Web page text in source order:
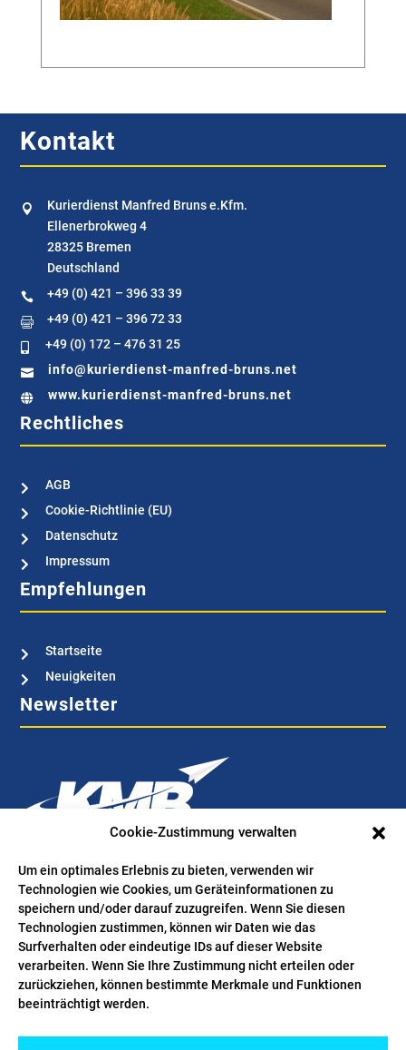
Cookie-Zustimmung verwalten
Um ein optimales Erlebnis zu bieten, verwenden wir
Technologien wie Cookies, um Geräteinformationen zu
speichern und/oder darauf zuzugreifen. Wenn Sie diesen
Technologien zustimmen, können wir Daten wie das
Surfverhalten oder eindeutige IDs auf dieser Website
verarbeiten. Wenn Sie Ihre Zustimmung nicht erteilen oder
zurückziehen, können bestimmte Merkmale und Funktionen
beeinträchtigt werden.
Kontakt

Kurierdienst Manfred Bruns e.Kfm.
Ellenerbrokweg 4
28325 Bremen
Deutschland
 +49 (0) 421 – 396 33 39
 +49 (0) 421 – 396 72 33
 +49 (0) 172 – 476 31 25
 info@kurierdienst-manfred-bruns.net
 www.kurierdienst-manfred-bruns.net
Rechtliches
 AGB
 Cookie-Richtlinie (EU)
 Datenschutz
 Impressum
Empfehlungen
 Startseite
 Neuigkeiten
Newsletter
Bestellen Sie hier Ihren kostenlosen Newsletter. Wir verwenden
Ihre Mailadresse ausschließlich für den Zweck, Sie bei
Interesse über wertvolle News aus der Branche zu informieren.
Folgen Sie uns